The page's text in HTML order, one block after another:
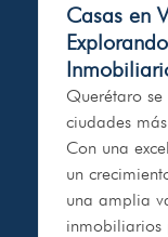
Casas en
Querétaro
ciudades
Con una
un
una amplia
inmobiliarios